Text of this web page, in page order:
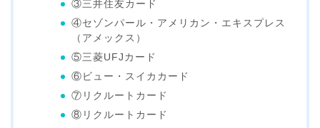
③三井住友カード
④セゾンパール・アメリカン・エキスプレス
（アメックス）
⑤三菱UFJカード
⑥ビュー・スイカカード
⑦リクルートカード
⑧リクルートカード